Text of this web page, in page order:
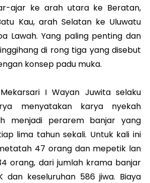
ajar ke arah utara ke Beratan,
Kau, arah Selatan ke Uluwatu
Lawah. Yang paling penting dan
di rong tiga yang disebut
konsep padu muka.
I Wayan Juwita selaku
menyatakan karya nyekah
menjadi perarem banjar yang
lima tahun sekali. Untuk kali ini
47 orang dan mepetik lan
orang, dari jumlah krama banjar
dan keseluruhan 586 jiwa. Biaya